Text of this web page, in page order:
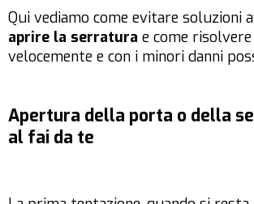
Qui vediamo come evitare soluzioni
aprire la serratura e come
velocemente e con i minori danni
Apertura della porta o della
al fai da te